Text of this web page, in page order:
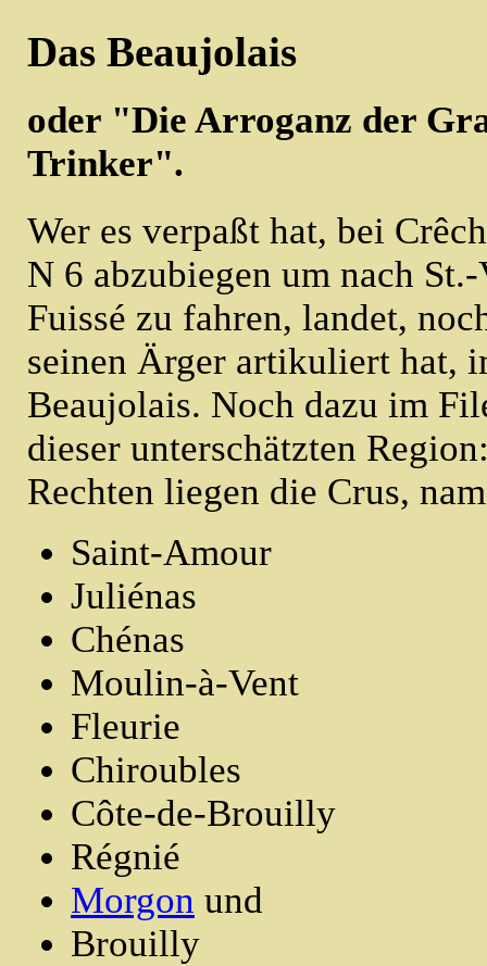
Das Beaujolais
oder "Die Arroganz der
Trinker".
Wer es verpaßt hat, bei
N 6 abzubiegen um nach
Fuissé zu fahren, landet,
seinen Ärger artikuliert hat,
Beaujolais. Noch dazu im
dieser unterschätzten
Rechten liegen die Crus,
Saint-Amour
Juliénas
Chénas
Moulin-à-Vent
Fleurie
Chiroubles
Côte-de-Brouilly
Régnié
Morgon und
Brouilly